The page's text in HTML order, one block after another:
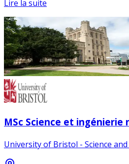
Lire la suite
MSc Science et ingénierie
University of Bristol - Science